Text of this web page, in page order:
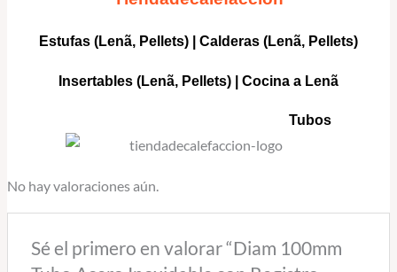
Estufas (Lenã, Pellets) Calderas (Lenã, Pellets)
Insertables (Lenã, Pellets) | Cocina a Lenã
Tubos
No hay valoraciones aún.
Sé el primero en valorar “Diam 100mm